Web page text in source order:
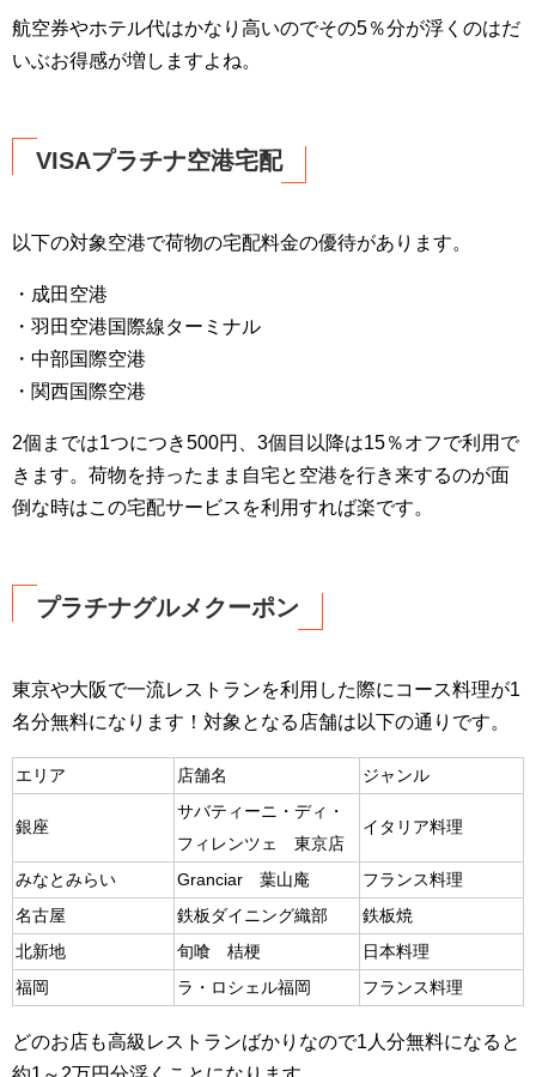
航空券やホテル代はかなり高いのでその5％分が浮くのはだ
いぶお得感が増しますよね。
VISAプラチナ空港宅配
以下の対象空港で荷物の宅配料金の優待があります。
・成田空港
・羽田空港国際線ターミナル
・中部国際空港
・関西国際空港
2個までは1つにつき500円、3個目以降は15％オフで利用で
きます。荷物を持ったまま自宅と空港を行き来するのが面
倒な時はこの宅配サービスを利用すれば楽です。
プラチナグルメクーポン
東京や大阪で一流レストランを利用した際にコース料理が1
名分無料になります！対象となる店舗は以下の通りです。
エリア 店舗名 ジャンル
銀座
サバティーニ・ディ・
フィレンツェ 東京店
イタリア料理
みなとみらい Granciar 葉山庵
フランス料理
名古屋
鉄板ダイニング織部
鉄板焼
北新地
旬喰 桔梗
日本料理
福岡
ラ・ロシェル福岡 フランス料理
どのお店も高級レストランばかりなので1人分無料になると